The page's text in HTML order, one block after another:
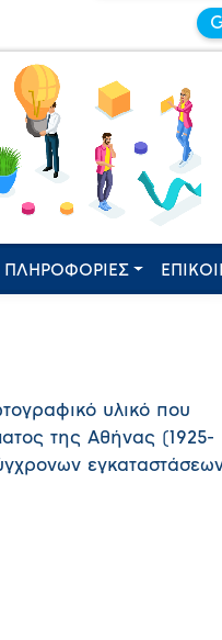
ΠΛΗΡΟΦΟΡΙΕΣ
υλικό που
της Αθήνας (1925-